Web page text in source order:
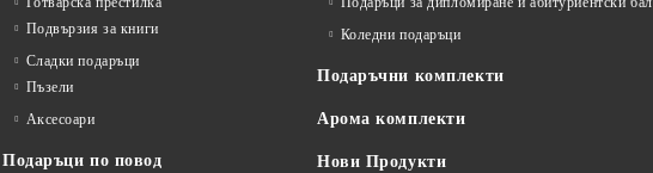
Подвързия за книги
Сладки подаръци
Пъзели
Аксесоари
Подаръци по повод
Коледни подаръци
Подаръчни комплекти
Арома комплекти
Нови Продукти